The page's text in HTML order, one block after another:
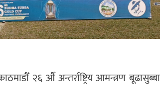
२६ औँ अन्तर्राष्ट्रिय आमन्त्रण